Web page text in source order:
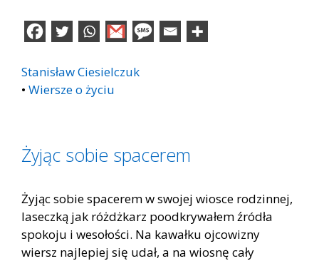
Stanisław Ciesielczuk
• Wiersze o życiu
Żyjąc sobie spacerem
Żyjąc sobie spacerem w swojej wiosce rodzinnej,
laseczką jak różdżkarz poodkrywałem źródła
spokoju i wesołości. Na kawałku ojcowizny
wiersz najlepiej się udał, a na wiosnę cały